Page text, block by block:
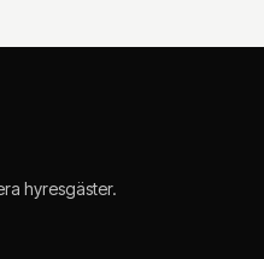
hyresgäster.